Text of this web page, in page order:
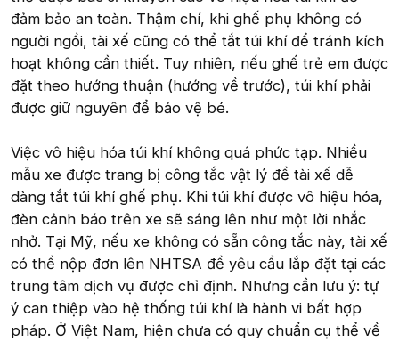
đảm bảo an toàn. Thậm chí, khi ghế phụ không có
người ngồi, tài xế cũng có thể tắt túi khí để tránh kích
hoạt không cần thiết. Tuy nhiên, nếu ghế trẻ em được
đặt theo hướng thuận (hướng về trước), túi khí phải
được giữ nguyên để bảo vệ bé.
Việc vô hiệu hóa túi khí không quá phức tạp. Nhiều
mẫu xe được trang bị công tắc vật lý để tài xế dễ
dàng tắt túi khí ghế phụ. Khi túi khí được vô hiệu hóa,
đèn cảnh báo trên xe sẽ sáng lên như một lời nhắc
nhở. Tại Mỹ, nếu xe không có sẵn công tắc này, tài xế
có thể nộp đơn lên NHTSA để yêu cầu lắp đặt tại các
trung tâm dịch vụ được chỉ định. Nhưng cần lưu ý: tự
ý can thiệp vào hệ thống túi khí là hành vi bất hợp
pháp. Ở Việt Nam, hiện chưa có quy chuẩn cụ thể về